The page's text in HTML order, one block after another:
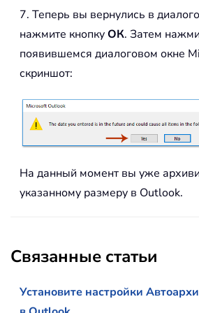
7. Теперь вы вернулись в
нажмите кнопкуОК. Затем
появившемся диалоговом окне
скриншот:
На данный момент вы уже
указанному размеру в Outlook.
Связанные статьи
Установите настройки